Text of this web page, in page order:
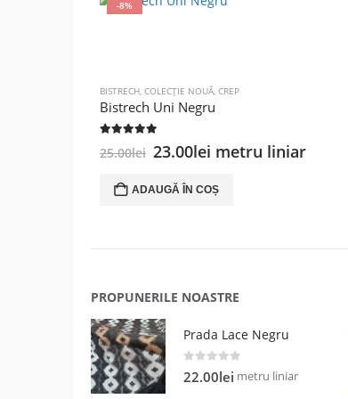
-8%
BISTRECH, COLECȚIE NOUĂ, CREP
Bistrech Uni Negru
25.00lei Prețul
a
fost:
23.00lei Prețul
este:
23.00lei.
metru liniar
ADAUGĂ ÎN COȘ
PROPUNERILE NOASTRE
Prada Lace Negru
0 out of 5
22.00lei metru liniar